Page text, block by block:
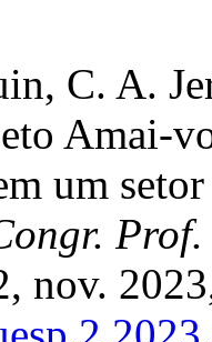
C. A.
Amai-
um
nov.